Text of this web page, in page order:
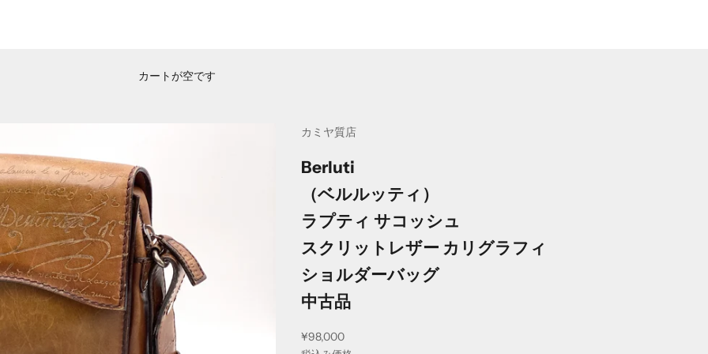
カートが空です
カミヤ質店
Berluti
（ベルルッティ）
ラプティ サコッシュ
スクリットレザー カリグラフィ
ショルダーバッグ
中古品
セール価格
¥98,000